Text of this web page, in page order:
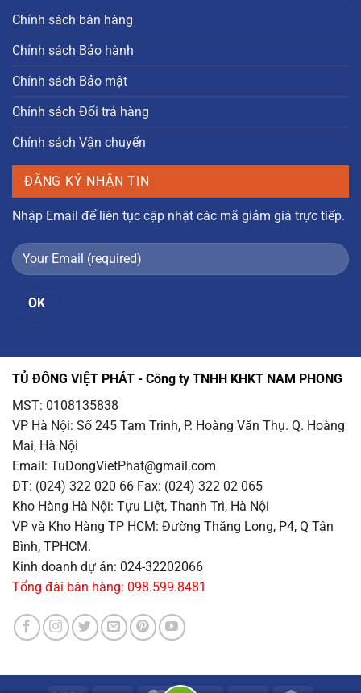
Chính sách bán hàng
Chính sách Bảo hành
Chính sách Bảo mật
Chính sách Đổi trả hàng
Chính sách Vận chuyển
ĐĂNG KÝ NHẬN TIN
Nhập Email để liên tục cập nhật các mã giảm giá trực tiếp.
TỦ ĐÔNG VIỆT PHÁT - Công ty TNHH KHKT NAM PHONG
MST: 0108135838
VP Hà Nội: Số 245 Tam Trinh, P. Hoàng Văn Thụ. Q. Hoàng
Mai, Hà Nội
Email : TuDongVietPhat@gmail.com
ĐT: (024) 322 020 66 Fax: (024) 322 02 065
Kho Hàng Hà Nội: Tựu Liệt, Thanh Trì, Hà Nội
VP và Kho Hàng TP HCM: Đường Thăng Long, P4, Q Tân
Bình, TPHCM.
Kinh doanh dự án: 024-32202066
Tổng đài bán hàng: 098.599.8481